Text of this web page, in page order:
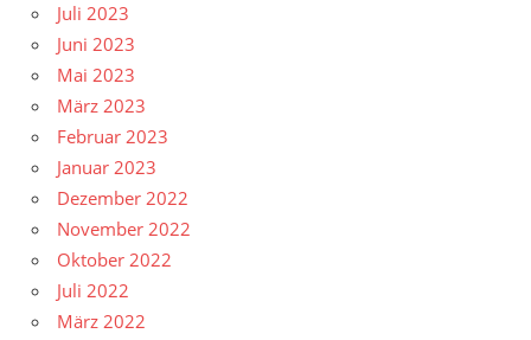
Juli 2023
Juni 2023
Mai 2023
März 2023
Februar 2023
Januar 2023
Dezember 2022
November 2022
Oktober 2022
Juli 2022
März 2022